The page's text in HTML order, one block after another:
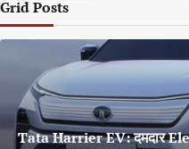
Grid Posts
Tata Harrier EV: दमदार